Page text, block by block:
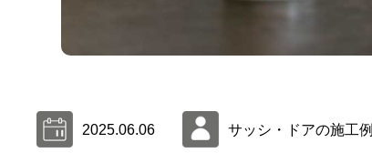
2025.06.06 サッシ・ドアの施工例